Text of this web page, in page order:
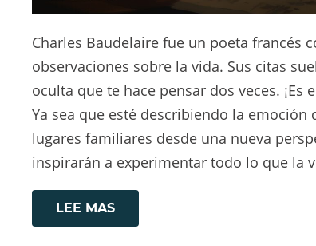
Charles Baudelaire fue un poeta francés
observaciones sobre la vida. Sus citas
oculta que te hace pensar dos veces.
Ya sea que esté describiendo la
lugares familiares desde una nueva
inspirarán a experimentar todo lo que la
LEE MAS